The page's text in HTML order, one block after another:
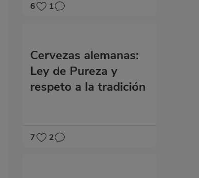
6 1
Cervezas alemanas:
Ley de Pureza y
respeto a la tradición
7 2